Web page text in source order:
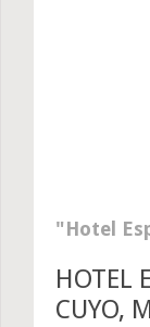
Hotel
HOTEL
CUYO,